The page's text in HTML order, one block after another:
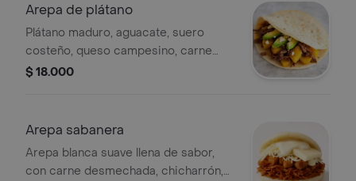
Arepa de plátano
Plátano maduro, aguacate, suero
costeño, queso campesino, carne
desmechada y hogao dentro de una
$ 18.000
Arepa sabanera
Arepa blanca suave llena de sabor,
con carne desmechada, chicharrón,